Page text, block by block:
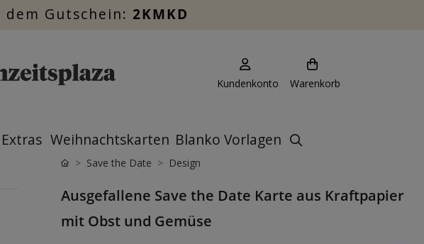
Gutschein: 2KMKD
Kundenkonto Warenkorb
Extras Weihnachtskarten Blanko Vorlagen
Save the Date Design
Ausgefallene Save the Date Karte aus Kraftpapier
mit Obst und Gemüse